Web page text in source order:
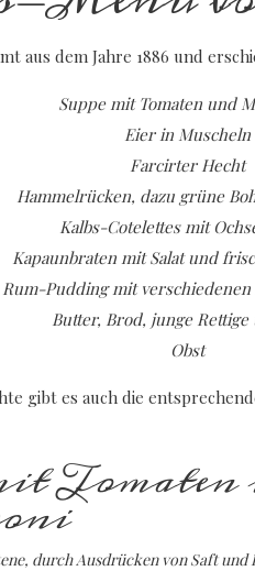
aus dem Jahre 1886 und
Suppe mit Tomaten und
Eier in Muscheln
Farcirter Hecht
Hammelrücken, dazu grüne
Kalbs-Cotelettes mit
Kapaunbraten mit Salat und
Rum-Pudding mit
Butter, Brod, junge Rettige
Obst
gibt es auch die
Tomaten
durch Ausdrücken von Saft